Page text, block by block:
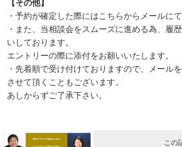
【その他】
・予約が確定した際にはこちらからメールに
・また、当相談会をスムーズに進める為、履
いしております。
エントリーの際に添付をお願いいたします。
・先着順で受け付けておりますので、メール
させて頂くこともございます。
あしからずご了承下さい。
この